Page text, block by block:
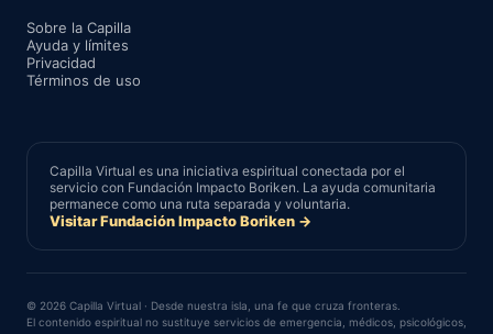
Sobre la Capilla
Ayuda y límites
Privacidad
Términos de uso
Capilla Virtual es una iniciativa espiritual conectada por el
servicio con Fundación Impacto Boriken. La ayuda comunitaria
permanece como una ruta separada y voluntaria.
Visitar Fundación Impacto Boriken →
© 2026 Capilla Virtual · Desde nuestra isla, una fe que cruza fronteras.
El contenido espiritual no sustituye servicios de emergencia, médicos, psicológicos,